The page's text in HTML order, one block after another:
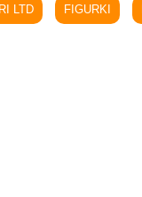
LTD FIGURKI